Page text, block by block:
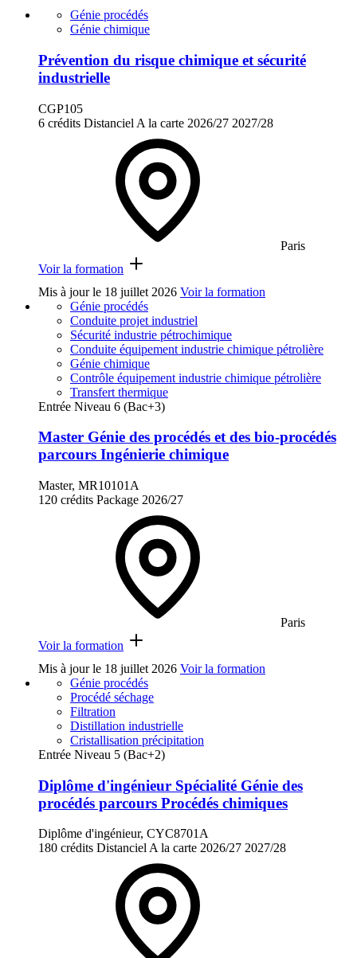
Génie procédés
Génie chimique
Prévention du risque chimique et sécurité
industrielle
CGP105
6 crédits Distanciel A la carte 2026/27 2027/28
Paris
Voir la formation
Mis à jour le 18 juillet 2026 Voir la formation
Génie procédés
Conduite projet industriel
Sécurité industrie pétrochimique
Conduite équipement industrie chimique pétrolière
Génie chimique
Contrôle équipement industrie chimique pétrolière
Transfert thermique
Entrée Niveau 6 (Bac+3)
Master Génie des procédés et des bio-procédés
parcours Ingénierie chimique
Master, MR10101A
120 crédits Package 2026/27
Paris
Voir la formation
Mis à jour le 18 juillet 2026 Voir la formation
Génie procédés
Procédé séchage
Filtration
Distillation industrielle
Cristallisation précipitation
Entrée Niveau 5 (Bac+2)
Diplôme d'ingénieur Spécialité Génie des
procédés parcours Procédés chimiques
Diplôme d'ingénieur, CYC8701A
180 crédits Distanciel A la carte 2026/27 2027/28